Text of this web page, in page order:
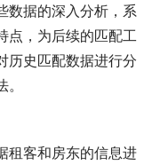
数据的深入分析，系
点，为后续的匹配工
历史匹配数据进行分
租客和房东的信息进